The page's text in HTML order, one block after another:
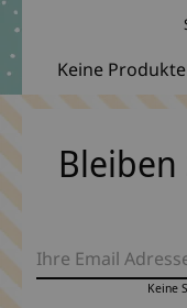
Keine
Keine